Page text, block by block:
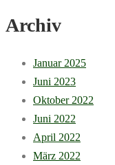
Archiv
Januar 2025
Juni 2023
Oktober 2022
Juni 2022
April 2022
März 2022